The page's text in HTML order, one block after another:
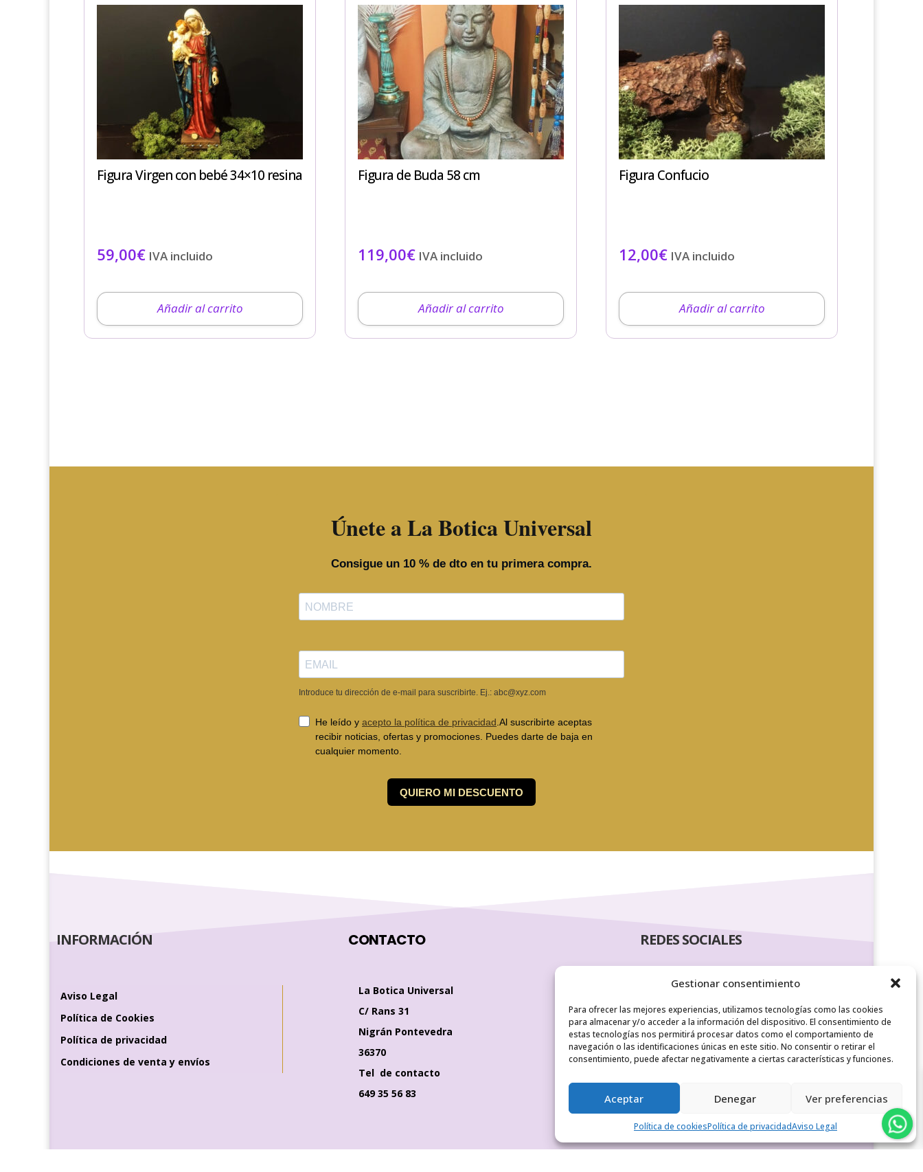
Gestionar consentimiento
Para ofrecer las mejores experiencias, utilizamos tecnologías como las cookies
para almacenar y/o acceder a la información del dispositivo. El consentimiento de
estas tecnologías nos permitirá procesar datos como el comportamiento de
navegación o las identificaciones únicas en este sitio. No consentir o retirar el
consentimiento, puede afectar negativamente a ciertas características y funciones.
Aceptar Denegar Ver preferencias
Política de cookiesPolítica de privacidadAviso Legal
Figura Virgen con bebé 34×10 resina
59,00€ IVA incluido
Añadir al carrito
Figura de Buda 58 cm
119,00€ IVA incluido
Añadir al carrito
Figura Confucio
12,00€ IVA incluido
Añadir al carrito
INFORMACIÓN
Aviso Legal
Política de Cookies
Política de privacidad
Condiciones de venta y envíos
CONTACTO
La Botica Universal
C/ Rans 31
Nigrán Pontevedra
36370
Tel de contacto
649 35 56 83
REDES SOCIALES